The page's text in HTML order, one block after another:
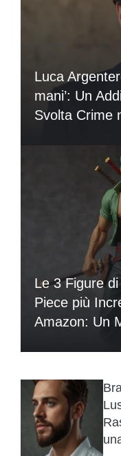
Luca
mani’: Un
Svolta Crime
Le 3 Figure
Piece più
Amazon: Un